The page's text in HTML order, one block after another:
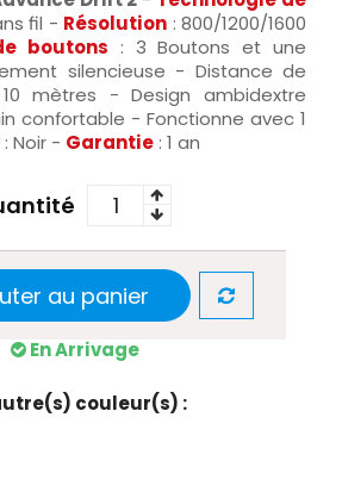
fil - Résolution : 800/1200/1600
boutons : 3 Boutons et une
silencieuse - Distance de
mètres - Design ambidextre
confortable - Fonctionne avec 1
: Noir - Garantie : 1 an
au panier
En Arrivage
couleur(s) :